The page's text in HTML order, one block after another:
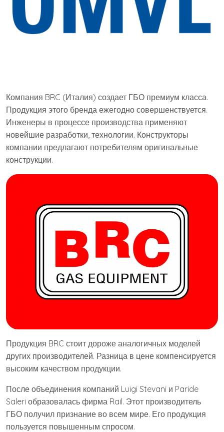
Компания BRC (Италия) создает ГБО премиум класса.
Продукция этого бренда ежегодно совершенствуется.
Инженеры в процессе производства применяют
новейшие разработки, технологии. Конструкторы
компании предлагают потребителям оригинальные
конструкции.
Продукция BRC стоит дороже аналогичных моделей
других производителей. Разница в цене компенсируется
высоким качеством продукции.
После объединения компаний Luigi Stevani и Paride
Saleri образовалась фирма Rail. Этот производитель
ГБО получил признание во всем мире. Его продукция
пользуется повышенным спросом.